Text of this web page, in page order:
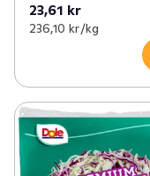
23,61 kr
236,10 kr /kg